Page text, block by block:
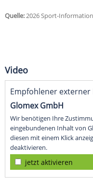
Quelle:2026 Sport-
Video
Empfohlener externer
Glomex GmbH
Wir benötigen Ihre
eingebundenen Inhalt von
diesen mit einem Klick
deaktivieren.
jetzt aktivieren